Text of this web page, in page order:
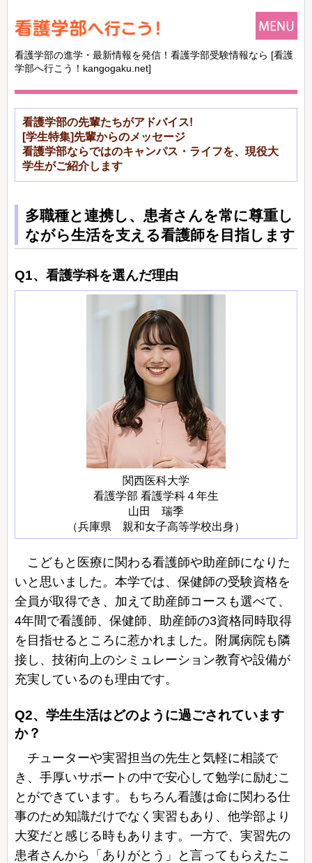
看護学部の進学・最新情報を発信！看護学部受験情報なら [看護
学部へ行こう！kangogaku.net]
看護学部の先輩たちがアドバイス!
[学生特集]先輩からのメッセージ
看護学部ならではのキャンパス・ライフを、現役大
学生がご紹介します
多職種と連携し、患者さんを常に尊重し
ながら生活を支える看護師を目指します
Q1、看護学科を選んだ理由
関西医科大学
看護学部 看護学科４年生
山田 瑞季
（兵庫県 親和女子高等学校出身）
こどもと医療に関わる看護師や助産師になりた
いと思いました。本学では、保健師の受験資格を
全員が取得でき、加えて助産師コースも選べて、
4年間で看護師、保健師、助産師の3資格同時取得
を目指せるところに惹かれました。附属病院も隣
接し、技術向上のシミュレーション教育や設備が
充実しているのも理由です。
Q2、学生生活はどのように過ごされています
か？
チューターや実習担当の先生と気軽に相談で
き、手厚いサポートの中で安心して勉学に励むこ
とができています。もちろん看護は命に関わる仕
事のため知識だけでなく実習もあり、他学部より
大変だと感じる時もあります。一方で、実習先の
患者さんから「ありがとう」と言ってもらえたこ